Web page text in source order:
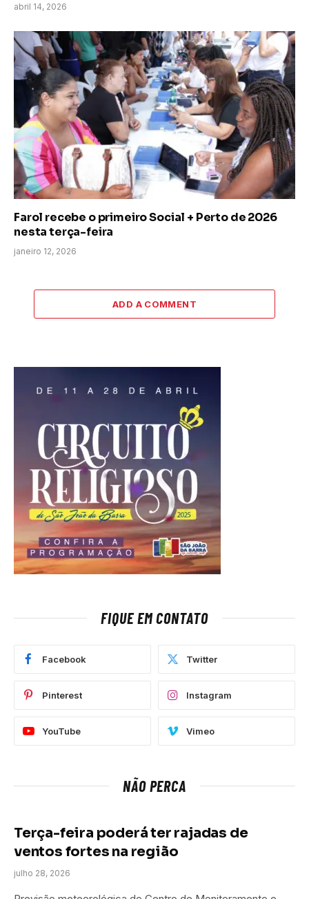
abril 14, 2026
Farol recebe o primeiro Social + Perto de 2026
nesta terça-feira
janeiro 12, 2026
ADD A COMMENT
FIQUE EM CONTATO
Facebook Twitter
Pinterest Instagram
YouTube Vimeo
NÃO PERCA
Terça-feira poderá ter rajadas de
ventos fortes na região
julho 28, 2026